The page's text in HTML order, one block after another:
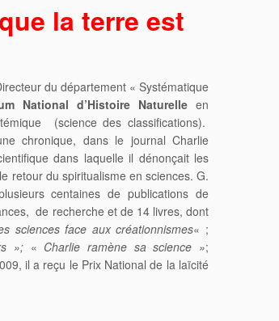
la terre est
du département « Systématique
National d’Histoire Naturelleen
(science des classifications).
chronique, dans le journal Charlie
dans laquelle il dénonçait les
retour du spiritualisme en sciences. G.
centaines de publications de
de recherche et de 14 livres, dont
sciences face aux créationnismes« ;
»; « Charlie ramène sa science »;
il a reçu le Prix National de la laïcité